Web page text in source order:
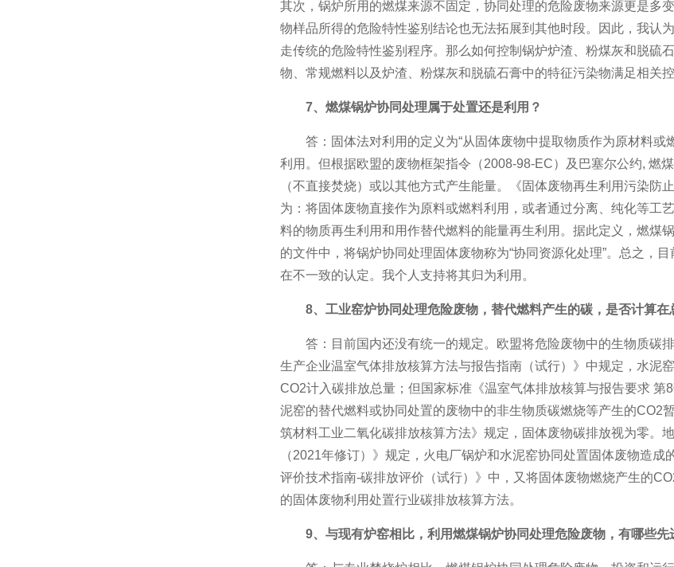
其次，锅炉所用的燃煤来源不固定，协同处理的危险废物来源更是多
物样品所得的危险特性鉴别结论也无法拓展到其他时段。因此，我认
走传统的危险特性鉴别程序。那么如何控制锅炉炉渣、粉煤灰和脱硫
物、常规燃料以及炉渣、粉煤灰和脱硫石膏中的特征污染物满足相关
7、燃煤锅炉协同处理属于处置还是利用？
答：固体法对利用的定义为“从固体废物中提取物质作为原材料
利用。但根据欧盟的废物框架指令（2008-98-EC）及巴塞尔公约, 燃
（不直接焚烧）或以其他方式产生能量。《固体废物再生利用污染
为：将固体废物直接作为原料或燃料利用，或者通过分离、纯化等工
料的物质再生利用和用作替代燃料的能量再生利用。据此定义，燃煤
的文件中，将锅炉协同处理固体废物称为“协同资源化处理”。总之，
在不一致的认定。我个人支持将其归为利用。
8、工业窑炉协同处理危险废物，替代燃料产生的碳，是否计算在
答：目前国内还没有统一的规定。欧盟将危险废物中的生物质碳
生产企业温室气体排放核算方法与报告指南（试行）》中规定，水泥
CO2计入碳排放总量；但国家标准《温室气体排放核算与报告要求
泥窑的替代燃料或协同处置的废物中的非生物质碳燃烧等产生的CO2
筑材料工业二氧化碳排放核算方法》规定，固体废物碳排放视为零。
（2021年修订）》规定，火电厂锅炉和水泥窑协同处置固体废物造
评价技术指南-碳排放评价（试行）》中，又将固体废物燃烧产生的
的固体废物利用处置行业碳排放核算方法。
9、与现有炉窑相比，利用燃煤锅炉协同处理危险废物，有哪些先